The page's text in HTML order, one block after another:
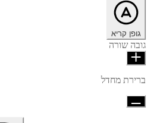
גופן קריא
גובה שורה
ברירת מחדל